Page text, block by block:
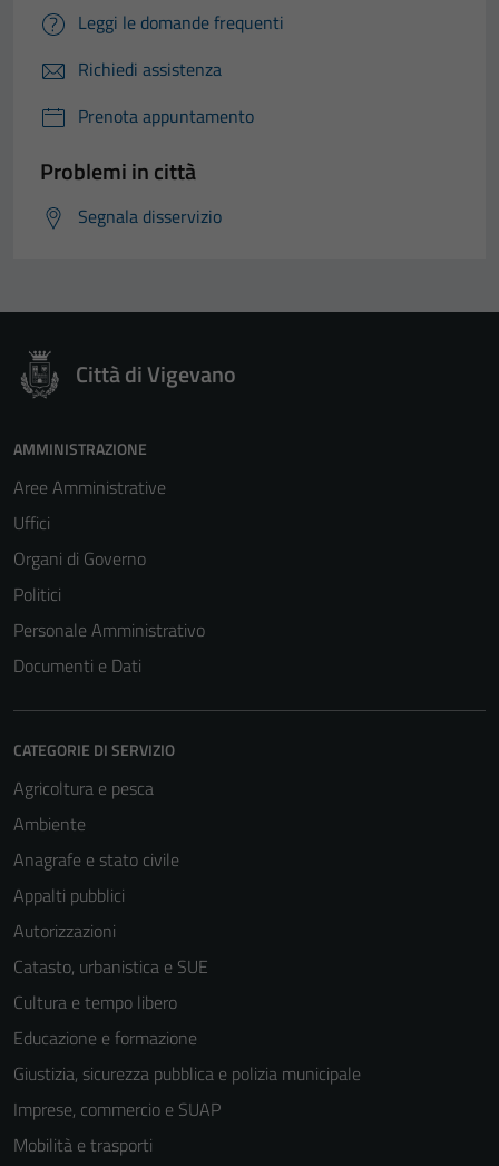
Leggi le domande frequenti
Richiedi assistenza
Prenota appuntamento
Problemi in città
Segnala disservizio
Città di Vigevano
AMMINISTRAZIONE
Aree Amministrative
Uffici
Organi di Governo
Politici
Personale Amministrativo
Documenti e Dati
CATEGORIE DI SERVIZIO
Agricoltura e pesca
Ambiente
Anagrafe e stato civile
Appalti pubblici
Autorizzazioni
Catasto, urbanistica e SUE
Cultura e tempo libero
Educazione e formazione
Giustizia, sicurezza pubblica e polizia municipale
Imprese, commercio e SUAP
Mobilità e trasporti